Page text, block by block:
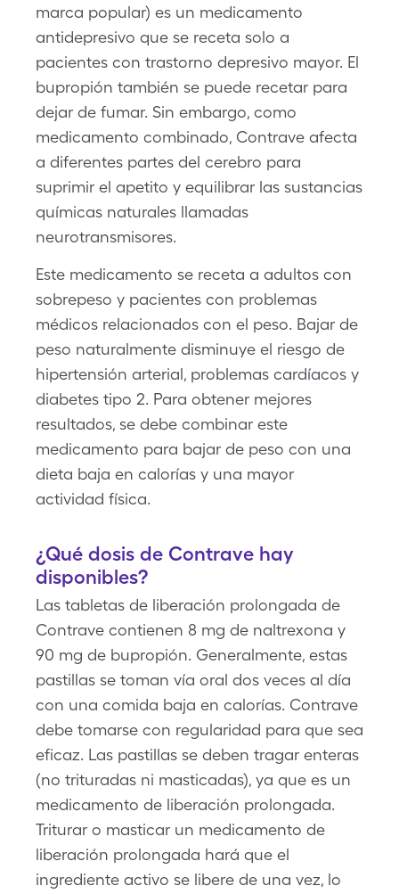
marca popular) es un medicamento
antidepresivo que se receta solo a
pacientes con trastorno depresivo mayor. El
bupropión también se puede recetar para
dejar de fumar. Sin embargo, como
medicamento combinado, Contrave afecta
a diferentes partes del cerebro para
suprimir el apetito y equilibrar las sustancias
químicas naturales llamadas
neurotransmisores.
Este medicamento se receta a adultos con
sobrepeso y pacientes con problemas
médicos relacionados con el peso. Bajar de
peso naturalmente disminuye el riesgo de
hipertensión arterial, problemas cardíacos y
diabetes tipo 2. Para obtener mejores
resultados, se debe combinar este
medicamento para bajar de peso con una
dieta baja en calorías y una mayor
actividad física.
¿Qué dosis de Contrave hay
disponibles?
Las tabletas de liberación prolongada de
Contrave contienen 8 mg de naltrexona y
90 mg de bupropión. Generalmente, estas
pastillas se toman vía oral dos veces al día
con una comida baja en calorías. Contrave
debe tomarse con regularidad para que sea
eficaz. Las pastillas se deben tragar enteras
(no trituradas ni masticadas), ya que es un
medicamento de liberación prolongada.
Triturar o masticar un medicamento de
liberación prolongada hará que el
ingrediente activo se libere de una vez, lo